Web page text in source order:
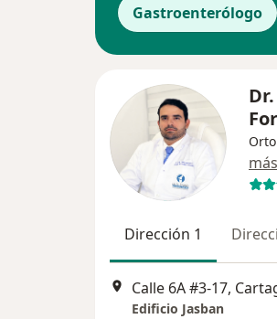
Gastroenterólogo
más
Dirección 1
Calle 6A #3-17,
Edificio Jasban